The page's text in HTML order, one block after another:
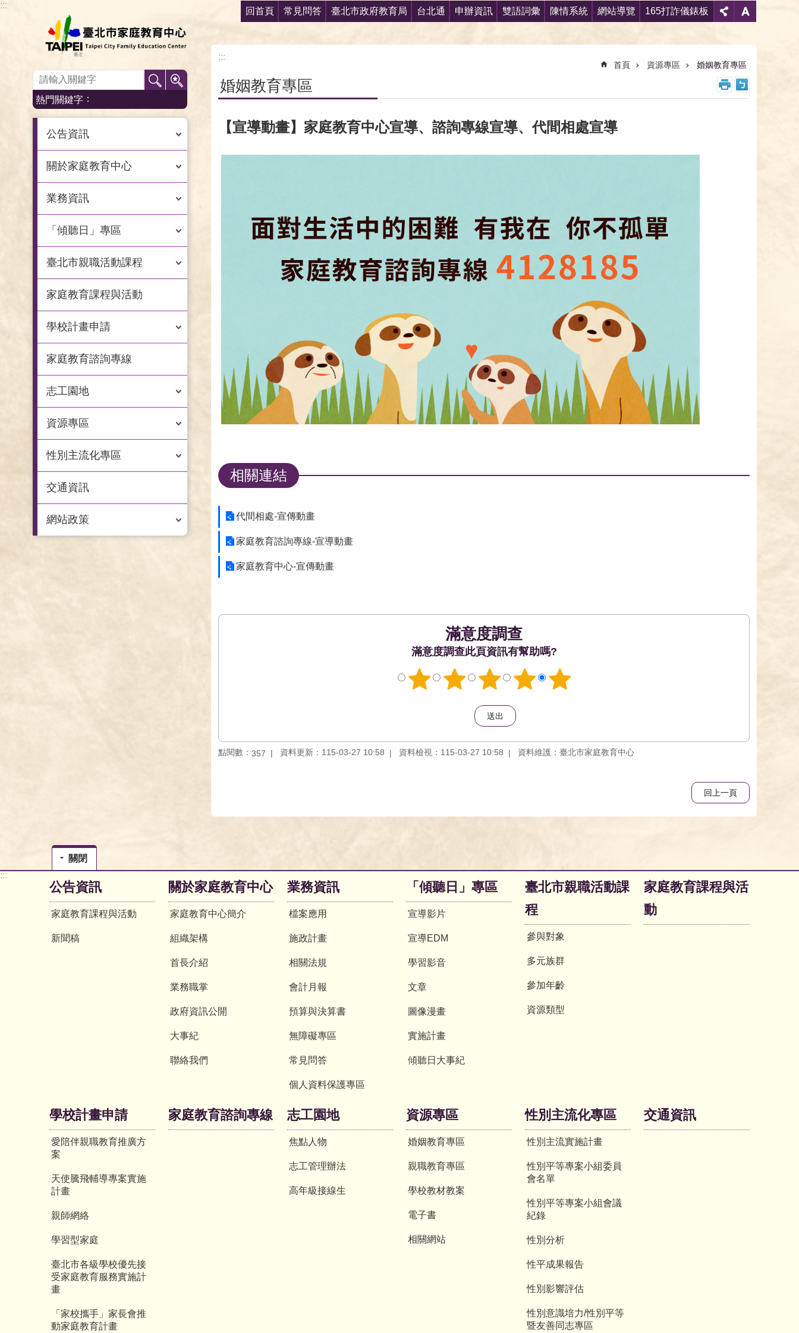
跳到主要內容區塊
:::
回首頁 常見問答 臺北市政府教育局 台北通 申辦資訊 雙語詞彙 陳情系統 網站導覽 165打詐儀錶板
:::
熱門關鍵字
公告資訊
關於家庭教育中心
業務資訊
「傾聽日」專區
臺北市親職活動課程
家庭教育課程與活動
學校計畫申請
家庭教育諮詢專線
志工園地
資源專區
性別主流化專區
交通資訊
網站政策
:::
首頁 資源專區 婚姻教育專區
婚姻教育專區
【宣導動畫】家庭教育中心宣導、諮詢專線宣導、代間相處宣導
相關連結
代間相處-宣傳動畫
家庭教育諮詢專線-宣導動畫
家庭教育中心-宣傳動畫
滿意度調查此頁資訊有幫助嗎?
點閱數： 357 資料更新：115-03-27 10:58 資料檢視：115-03-27 10:58 資料維護：臺北市家庭教育中心
回上一頁
關閉
:::
公告資訊
家庭教育課程與活動
新聞稿
關於家庭教育中心
家庭教育中心簡介
組織架構
首長介紹
業務職掌
政府資訊公開
大事紀
聯絡我們
業務資訊
檔案應用
施政計畫
相關法規
會計月報
預算與決算書
無障礙專區
常見問答
個人資料保護專區
「傾聽日」專區
宣導影片
宣導EDM
學習影音
文章
圖像漫畫
實施計畫
傾聽日大事紀
臺北市親職活動課
程
參與對象
多元族群
參加年齡
資源類型
家庭教育課程與活
動
學校計畫申請
愛陪伴親職教育推廣方
案
天使騰飛輔導專案實施
計畫
親師網絡
學習型家庭
臺北市各級學校優先接
受家庭教育服務實施計
畫
「家校攜手」家長會推
動家庭教育計畫
家庭教育諮詢專線 志工園地
焦點人物
志工管理辦法
高年級接線生
資源專區
婚姻教育專區
親職教育專區
學校教材教案
電子書
相關網站
性別主流化專區
性別主流實施計畫
性別平等專案小組委員
會名單
性別平等專案小組會議
紀錄
性別分析
性平成果報告
性別影響評估
性別意識培力/性別平等
暨友善同志專區
交通資訊